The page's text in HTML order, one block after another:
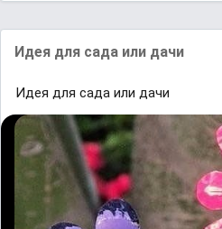
Идея для сада или дачи
Идея для сада или дачи